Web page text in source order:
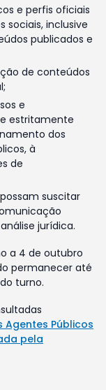
e perfis oficiais
sociais, inclusive
publicados e
de conteúdos
e
estritamente
dos
à
de
suscitar
jurídica.
a 4 de outubro
permanecer até
turno.
Públicos
pela